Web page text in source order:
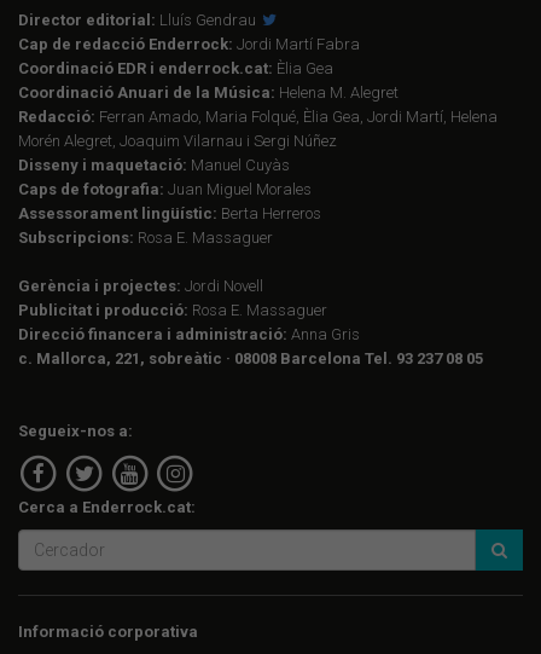
Director editorial: Lluís Gendrau
Cap de redacció Enderrock: Jordi Martí Fabra
Coordinació EDR i enderrock.cat: Èlia Gea
Coordinació Anuari de la Música: Helena M. Alegret
Redacció: Ferran Amado, Maria Folqué, Èlia Gea, Jordi Martí, Helena
Morén Alegret, Joaquim Vilarnau i Sergi Núñez
Disseny i maquetació: Manuel Cuyàs
Caps de fotografia: Juan Miguel Morales
Assessorament lingüístic: Berta Herreros
Subscripcions: Rosa E. Massaguer
Gerència i projectes: Jordi Novell
Publicitat i producció: Rosa E. Massaguer
Direcció financera i administració: Anna Gris
c. Mallorca, 221, sobreàtic · 08008 Barcelona Tel. 93 237 08 05
Segueix-nos a:
Cerca a Enderrock.cat:
Informació corporativa